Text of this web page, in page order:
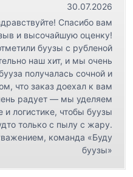
30.07.2026
Спасибо вам
и высочайшую оценку!
буузы с рубленой
наш хит, и мы очень
получалась сочной и
что заказ доехал к вам
радует — мы уделяем
логистике, чтобы буузы
только с пылу с жару.
команда «Буду
буузы»